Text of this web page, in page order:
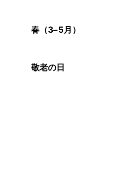
春（3–5月）
敬老の日